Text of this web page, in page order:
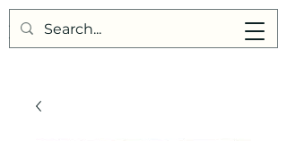
Points de Suture